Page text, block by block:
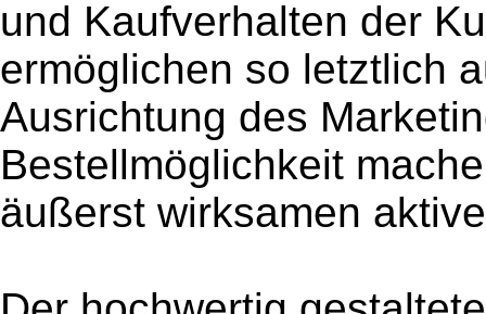
und Kaufverhalten der
ermöglichen so letztlich
Ausrichtung des
Bestellmöglichkeit
äußerst wirksamen